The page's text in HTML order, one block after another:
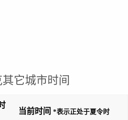
它城市时间
当前时间 *表示正处于夏令时